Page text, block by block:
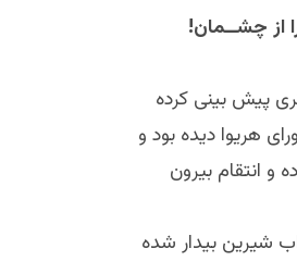
!ضــربات کفــش هــای کهــنه هــراتیــان خــواب امــارت اســلامی را از چشــمان
پیش بینی کرده
هریوا دیده بود و
و انتقام بیرون
شیرین بیدار شده